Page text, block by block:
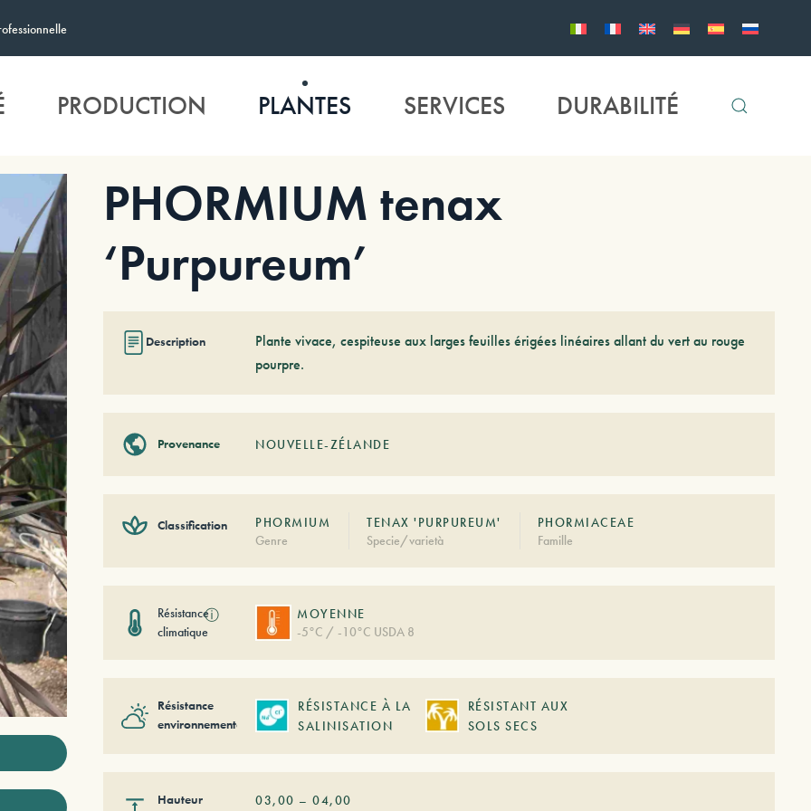
PRODUCTION PLANTES SERVICES DURABILITÉ
PHORMIUM tenax
‘Purpureum’
Description
Plante vivace, cespiteuse aux larges feuilles érigées linéaires allant du vert au rouge
pourpre.
Provenance NOUVELLE-ZÉLANDE
Classification
PHORMIUM
Genre
TENAX 'PURPUREUM'
Specie/varietà
PHORMIACEAE
Famille
Résistance
climatique
ⓘ
MOYENNE
-5°C / -10°C USDA 8
Résistance
environnementale
RÉSISTANCE À LA
SALINISATION
RÉSISTANT AUX
SOLS SECS
Hauteur
03,00 –04,00